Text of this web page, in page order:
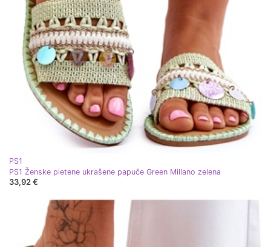
PS1
PS1 Ženske pletene ukrašene papuče Green Millano zelena
33,92 €